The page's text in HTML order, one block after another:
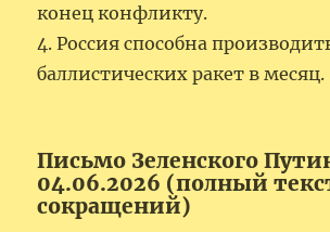
конец конфликту.
4. Россия способна
баллистических ракет в месяц.
Письмо Зеленского
04.06.2026 (полный
сокращений)